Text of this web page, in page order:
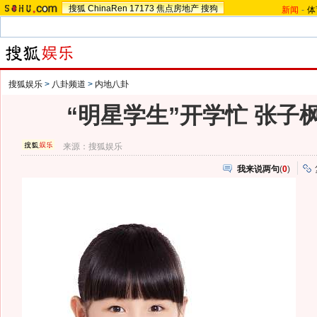
搜狐 ChinaRen 17173 焦点房地产 搜狗 新闻 -
搜狐娱乐 > 八卦频道 > 内地八卦
“明星学生”开学忙 张子
来源：搜狐娱乐
我来说两句(0)